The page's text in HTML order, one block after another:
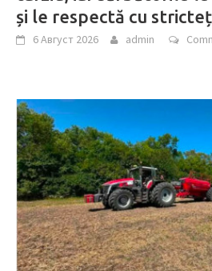
și le respectă cu
6 Август 2026 admin